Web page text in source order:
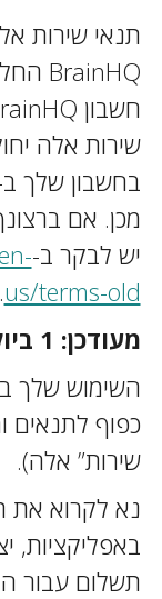
תנאי שירות
שירות אלה
מכן. אם
יש לבקר ב-
us/terms-old
.
מעודכן: 1 ביולי 2024
כפוף לתנאים
שירות” אלה).
נא לקרוא את
באפליקציות,
תשלום עבור